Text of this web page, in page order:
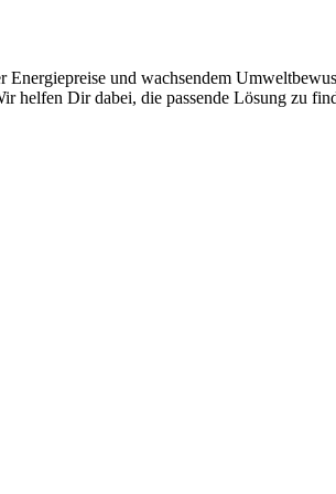
und wachsendem
helfen Dir dabei, die passende Lösung zu